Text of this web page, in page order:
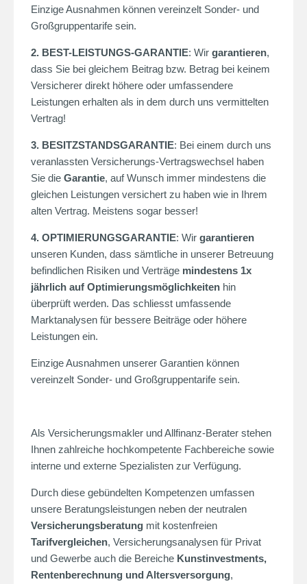
Einzige Ausnahmen können vereinzelt Sonder- und
Großgruppentarife sein.
2. BEST-LEISTUNGS-GARANTIE: Wir garantieren,
dass Sie bei gleichem Beitrag bzw. Betrag bei keinem
Versicherer direkt höhere oder umfassendere
Leistungen erhalten als in dem durch uns vermittelten
Vertrag!
3. BESITZSTANDSGARANTIE: Bei einem durch uns
veranlassten Versicherungs-Vertragswechsel haben
Sie die Garantie, auf Wunsch immer mindestens die
gleichen Leistungen versichert zu haben wie in Ihrem
alten Vertrag. Meistens sogar besser!
4. OPTIMIERUNGSGARANTIE: Wir garantieren
unseren Kunden, dass sämtliche in unserer Betreuung
befindlichen Risiken und Verträge mindestens 1x
jährlich auf Optimierungsmöglichkeiten hin
überprüft werden. Das schliesst umfassende
Marktanalysen für bessere Beiträge oder höhere
Leistungen ein.
Einzige Ausnahmen unserer Garantien können
vereinzelt Sonder- und Großgruppentarife sein.
Als Versicherungsmakler und Allfinanz-Berater stehen
Ihnen zahlreiche hochkompetente Fachbereiche sowie
interne und externe Spezialisten zur Verfügung.
Durch diese gebündelten Kompetenzen umfassen
unsere Beratungsleistungen neben der neutralen
Versicherungsberatung mit kostenfreien
Tarifvergleichen, Versicherungsanalysen für Privat
und Gewerbe auch die Bereiche Kunstinvestments,
Rentenberechnung und Altersversorgung,